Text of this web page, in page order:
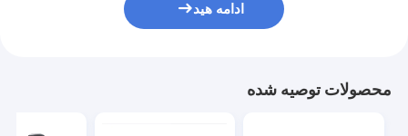
ادامه هید
محصولات توصیه شده